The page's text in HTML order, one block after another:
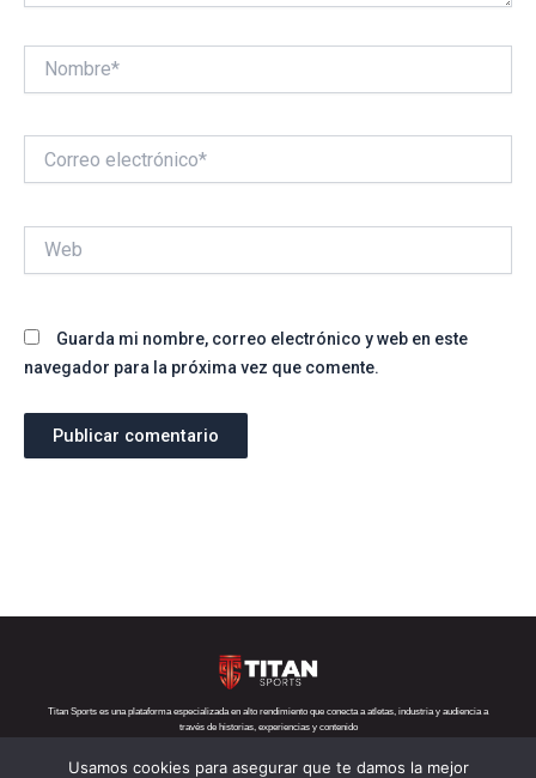
electrónico*
Guarda mi nombre, correo electrónico y web en este
navegador para la próxima vez que comente.
Titan Sports es una plataforma especializada en alto rendimiento que conecta a atletas, industria y audiencia a
través de historias, experiencias y contenido
Teléfono: +52 1 55 6719 5282 Correo: contacto@titansports.mx
Usamos cookies para asegurar que te damos la mejor